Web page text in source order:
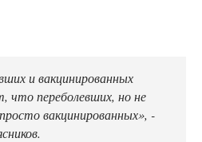
и вакцинированных
переболевших, но не
вакцинированных», -